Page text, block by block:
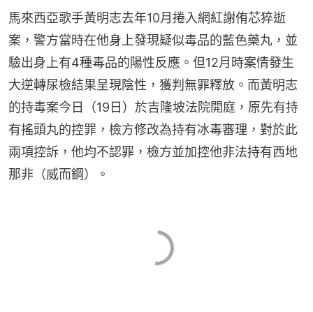
馬來西亞歌手黃明志去年10月捲入網紅謝侑芯猝逝
案，警方當時在他身上發現疑似毒品的藍色藥丸，並
驗出身上有4種毒品的陽性反應。但12月時案情發生
大逆轉尿檢結果呈現陰性，獲判無罪釋放。而黃明志
的持毒案今日（19日）於吉隆坡法院開庭，原先有持
有搖頭丸的控罪，檢方修改為持有冰毒審理，對於此
兩項控訴，他均不認罪，檢方並加控他非法持有西地
那非（威而鋼）。